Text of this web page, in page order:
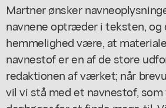
Martner ønsker
navnene optræder i teksten, og
hemmelighed være, at
navnestof er en af de store
redaktionen af værket; når
vil vi stå med et navnestof,